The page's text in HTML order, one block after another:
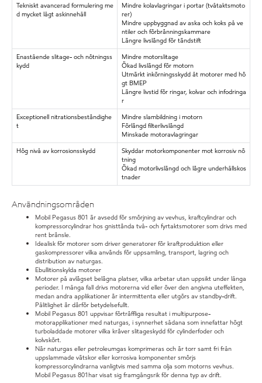
Tekniskt avancerad formulering me
d mycket lågt askinnehåll
Mindre kolavlagringar i portar (tvåtaktsmoto
rer)
Mindre uppbyggnad av aska och koks på ve
ntiler och förbränningskammare
Längre livslängd för tändstift
Enastående slitage- och nötningss
kydd
Mindre motorslitage
Ökad livslängd för motorn
Utmärkt inkörningsskydd åt motorer med hö
gt BMEP
Längre livstid för ringar, kolvar och infodringa
r
Exceptionell nitrationsbeständighe
t
Mindre slambildning i motorn
Förlängd filterlivslängd
Minskade motoravlagringar
Hög nivå av korrosionsskydd
Skyddar motorkomponenter mot korrosiv nö
tning
Ökad motorlivslängd och lägre underhållskos
tnader
Användningsområden
Mobil Pegasus 801 är avsedd för smörjning av vevhus, kraftcylindrar och
kompressorcylindrar hos gnisttända två- och fyrtaktsmotorer som drivs med
rent bränsle.
Idealisk för motorer som driver generatorer för kraftproduktion eller
gaskompressorer vilka används för uppsamling, transport, lagring och
distribution av naturgas.
Ebullitionskylda motorer
Motorer på avlägset belägna platser, vilka arbetar utan uppsikt under långa
perioder. I många fall drivs motorerna vid eller över den angivna uteffekten,
medan andra applikationer är intermittenta eller utgörs av standby-drift.
Pålitlighet är därför betydelsefullt.
Mobil Pegasus 801 uppvisar förträffliga resultat i multipurpose-
motorapplikationer med naturgas, i synnerhet sådana som innefattar högt
turboladdade motorer vilka kräver slitageskydd för cylinderfoder och
kolvskört.
När naturgas eller petroleumgas komprimeras och är torr samt fri från
uppslammade vätskor eller korrosiva komponenter smörjs
kompressorcylindrarna vanligtvis med samma olja som motorns vevhus.
Mobil Pegasus 801har visat sig framgångsrik för denna typ av drift.